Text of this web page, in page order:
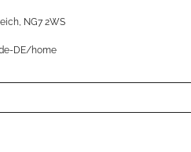
NG7 2WS
DE/home